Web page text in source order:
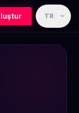
TR expand_more